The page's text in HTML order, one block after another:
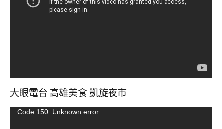
大眼電台 高雄美食 凱旋夜市
視Code 150: Unknown error.